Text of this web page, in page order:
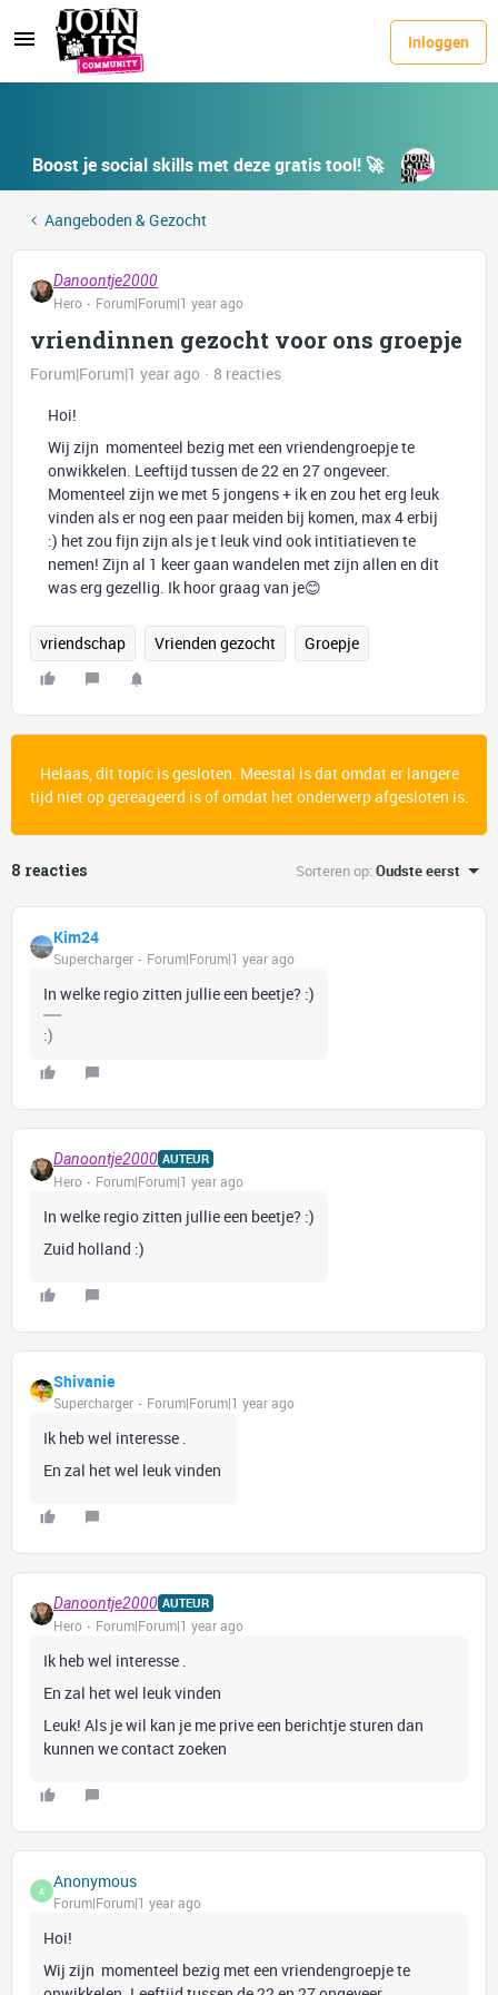
Inloggen
Boost je social skills met deze gratis tool! 🚀
Aangeboden & Gezocht
Danoontje2000
Hero
Forum|Forum|1 year ago
vriendinnen gezocht voor ons groepje
Forum|Forum|1 year ago
8 reacties
Hoi!
Wij zijn momenteel bezig met een vriendengroepje te
onwikkelen. Leeftijd tussen de 22 en 27 ongeveer.
Momenteel zijn we met 5 jongens + ik en zou het erg leuk
vinden als er nog een paar meiden bij komen, max 4 erbij
:) het zou fijn zijn als je t leuk vind ook intitiatieven te
nemen! Zijn al 1 keer gaan wandelen met zijn allen en dit
was erg gezellig. Ik hoor graag van je😊
vriendschap Vrienden gezocht Groepje
Helaas, dit topic is gesloten. Meestal is dat omdat er langere
tijd niet op gereageerd is of omdat het onderwerp afgesloten is.
8 reacties Sorteren op:Oudste eerst
Kim24
Supercharger Forum|Forum|1 year ago
In welke regio zitten jullie een beetje? :)
:)
Danoontje2000 AUTEUR
Hero Forum|Forum|1 year ago
In welke regio zitten jullie een beetje? :)
Zuid holland :)
Shivanie
Supercharger Forum|Forum|1 year ago
Ik heb wel interesse .
En zal het wel leuk vinden
Danoontje2000 AUTEUR
Hero Forum|Forum|1 year ago
Ik heb wel interesse .
En zal het wel leuk vinden
Leuk! Als je wil kan je me prive een berichtje sturen dan
kunnen we contact zoeken
A Anonymous
Forum|Forum|1 year ago
Hoi!
Wij zijn momenteel bezig met een vriendengroepje te